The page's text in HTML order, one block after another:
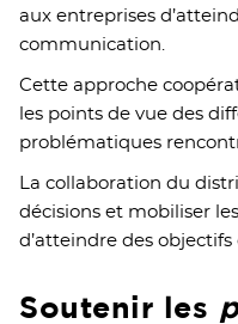
aux entreprises
communication.
Cette approche
les points de vue des
problématiques
La collaboration du
décisions et mobiliser
d’atteindre des
Soutenir les